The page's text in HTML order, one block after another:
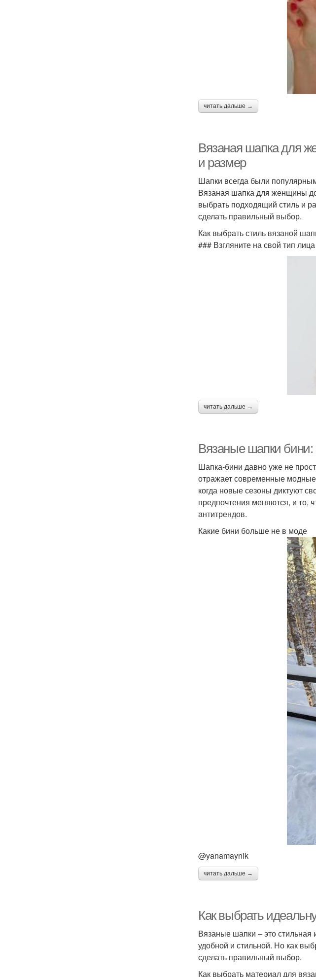
читать дальше →
Вязаная шапка для
и размер
Шапки всегда были
Вязаная шапка для женщины
выбрать подходящий стиль и
сделать правильный выбор.
Как выбрать стиль вязаной
### Взгляните на свой тип лица
читать дальше →
Вязаные шапки бини:
Шапка-бини давно уже не
отражает современные
когда новые сезоны диктуют
предпочтения меняются, и то,
антитрендов.
Какие бини больше не в моде
@yanamaynik
читать дальше →
Как выбрать
Вязаные шапки – это
удобной и стильной. Но как
сделать правильный выбор.
Как выбрать материал для